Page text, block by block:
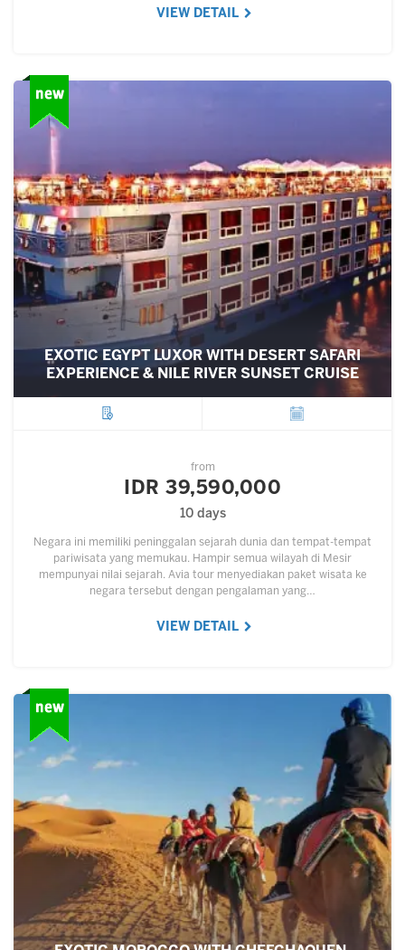
VIEW DETAIL
EXOTIC EGYPT LUXOR WITH DESERT SAFARI
EXPERIENCE & NILE RIVER SUNSET CRUISE
from
IDR 39,590,000
10 days
Negara ini memiliki peninggalan sejarah dunia dan tempat-tempat
pariwisata yang memukau. Hampir semua wilayah di Mesir
mempunyai nilai sejarah. Avia tour menyediakan paket wisata ke
negara tersebut dengan pengalaman yang…
VIEW DETAIL